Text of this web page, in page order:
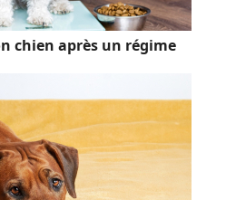
chien après un régime